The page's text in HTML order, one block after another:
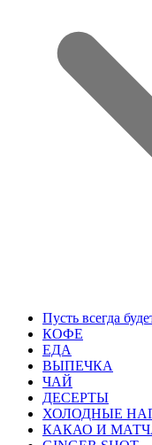
Пусть всегда
КОФЕ
ЕДА
ВЫПЕЧКА
ЧАЙ
ДЕСЕРТЫ
ХОЛОДНЫЕ
КАКАО И